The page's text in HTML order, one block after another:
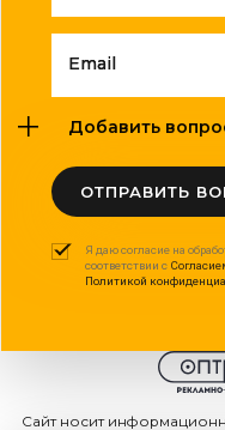
Email
Добавить
ОТПРАВИТЬ
Я даю согласие на
соответствии с
Политикой
Сайт носит